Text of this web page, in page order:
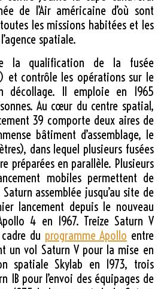
de l’Air américaine d’où sont
les missions habitées et les
spatiale.
la qualification de la fusée
et contrôle les opérations sur le
décollage. Il emploie en 1965
Au cœur du centre spatial,
39 comporte deux aires de
bâtiment d’assemblage, le
), dans lequel plusieurs fusées
préparées en parallèle. Plusieurs
mobiles permettent de
assemblée jusqu’au site de
lancement depuis le nouveau
4 en 1967. Treize Saturn V
du programme Apollo entre
un vol Saturn V pour la mise en
spatiale Skylab en 1973, trois
IB pour l’envoi des équipages de